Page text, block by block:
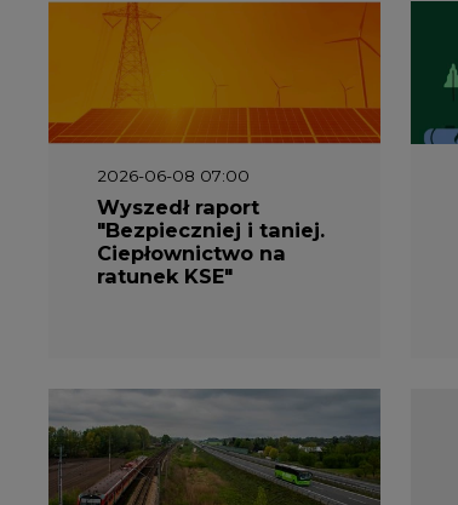
2026-06-08 07:00
Wyszedł raport
"Bezpieczniej i taniej.
Ciepłownictwo na
ratunek KSE"